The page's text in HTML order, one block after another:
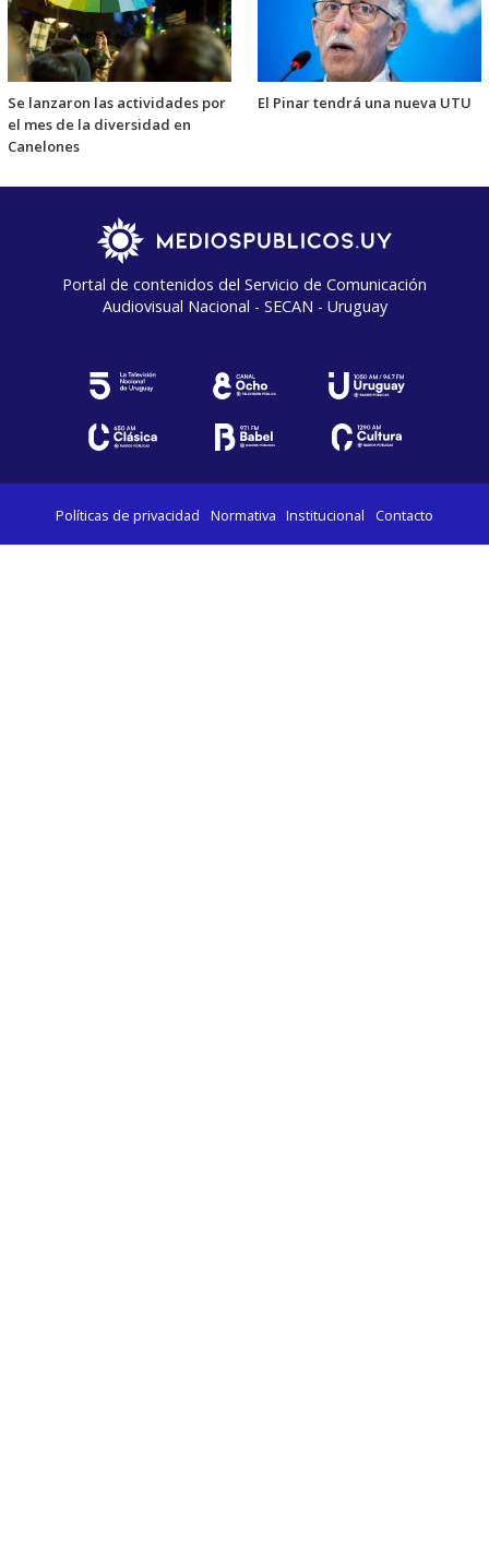
Se lanzaron las actividades por
el mes de la diversidad en
Canelones
El Pinar tendrá una nueva UTU
Portal de contenidos del Servicio de Comunicación
Audiovisual Nacional - SECAN - Uruguay
Políticas de privacidad Normativa Institucional Contacto